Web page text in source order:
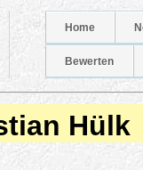
Home
Bewerten
Hülk